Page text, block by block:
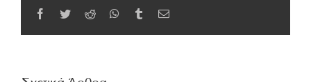
Facebook
TwitterReddit WhatsApp
TumblrEmail